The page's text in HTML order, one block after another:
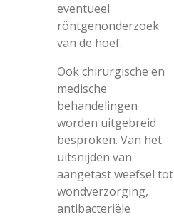
eventueel
röntgenonderzoek
van de hoef.
Ook chirurgische en
medische
behandelingen
worden uitgebreid
besproken. Van het
uitsnijden van
aangetast weefsel tot
wondverzorging,
antibacteriële